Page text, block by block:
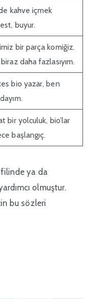
kahve içmek
buyur.
bir parça komiğiz.
daha fazlasıyım.
bio yazar, ben
bir yolculuk, bio’lar
başlangıç.
ya da
olmuştur.
bu sözleri